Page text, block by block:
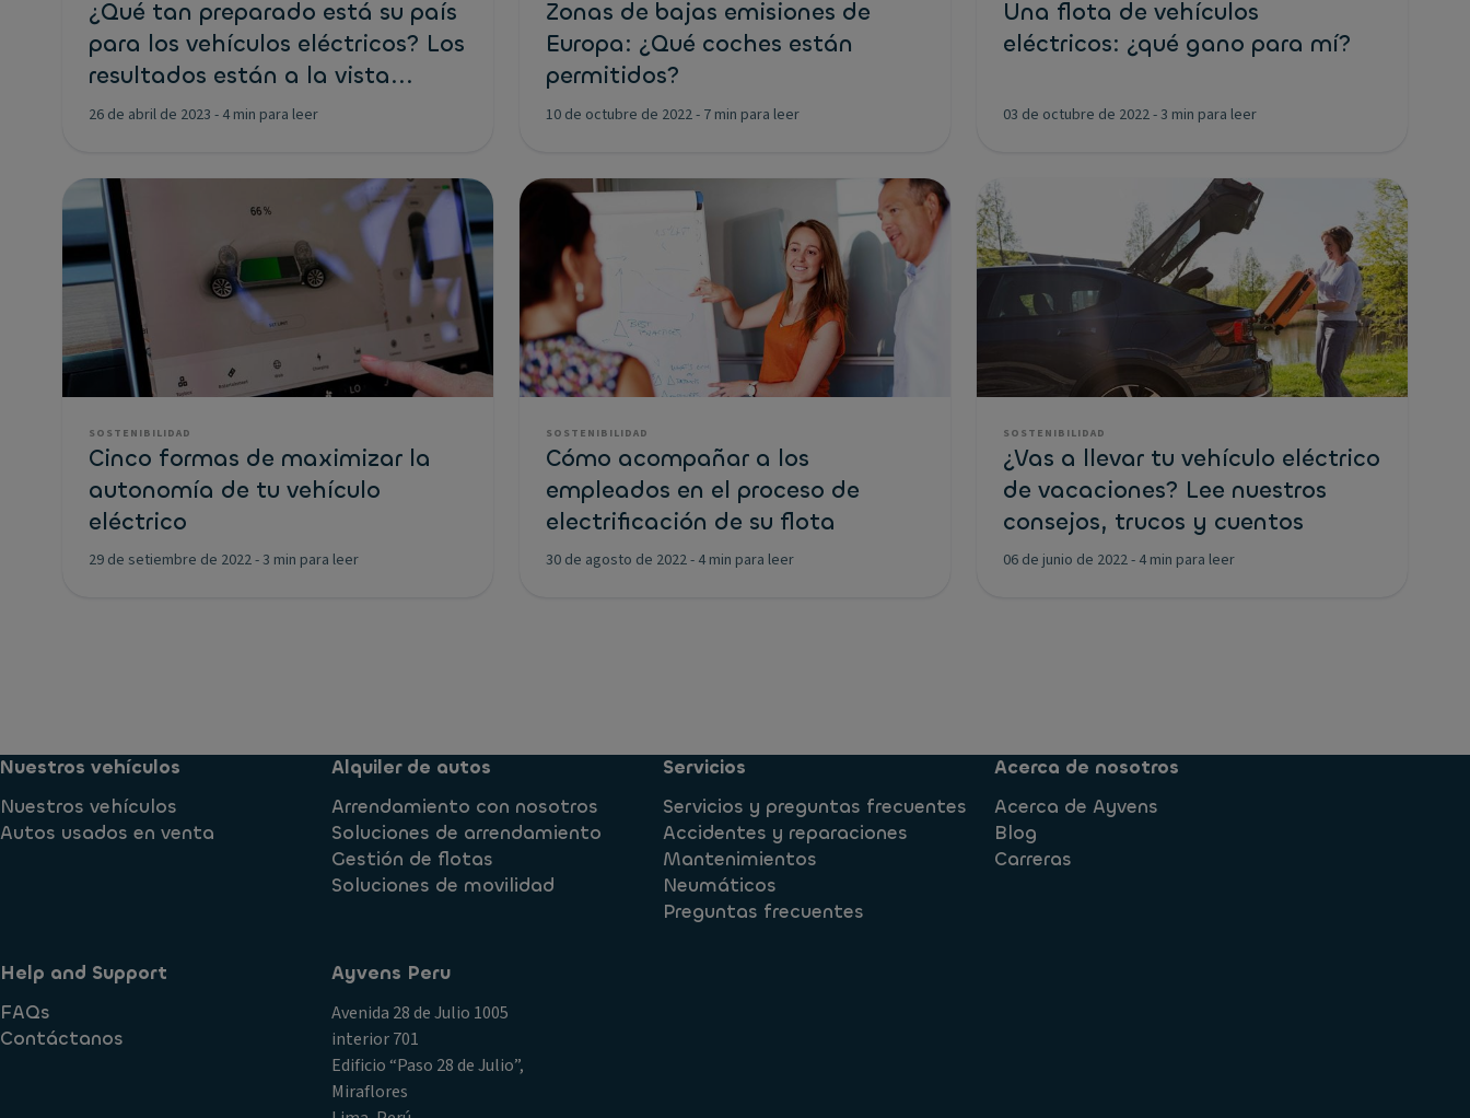
¿Qué tan preparado está su país
para los vehículos eléctricos? Los
resultados están a la vista...
26 de abril de 2023 - 4 min para leer
Zonas de bajas emisiones de
Europa: ¿Qué coches están
permitidos?
10 de octubre de 2022- 7 min para leer
Una flota de vehículos
eléctricos: ¿qué gano para mí?
03 de octubre de 2022-3 min para leer
SOSTENIBILIDAD
Cinco formas de maximizar la
autonomía de tu vehículo
eléctrico
29 de setiembre de 2022-3 min para leer
SOSTENIBILIDAD
Cómo acompañar a los
empleados en el proceso de
electrificación de su flota
30 de agosto de 2022- 4 min para leer
SOSTENIBILIDAD
¿Vas a llevar tu vehículo eléctrico
de vacaciones? Lee nuestros
consejos, trucos y cuentos
06 de junio de 2022- 4 min para leer
Nuestros vehículos
Nuestros vehículos
Autos usados en venta
Alquiler de autos
Arrendamiento con nosotros
Soluciones de arrendamiento
Gestión de flotas
Soluciones de movilidad
Servicios
Servicios y preguntas frecuentes
Accidentes y reparaciones
Mantenimientos
Neumáticos
Preguntas frecuentes
Acerca de nosotros
Acerca de Ayvens
Blog
Carreras
Help and Support
FAQs
Contáctanos
Ayvens Peru
Avenida 28 de Julio 1005
interior 701
Edificio “Paso 28 de Julio”,
Miraflores